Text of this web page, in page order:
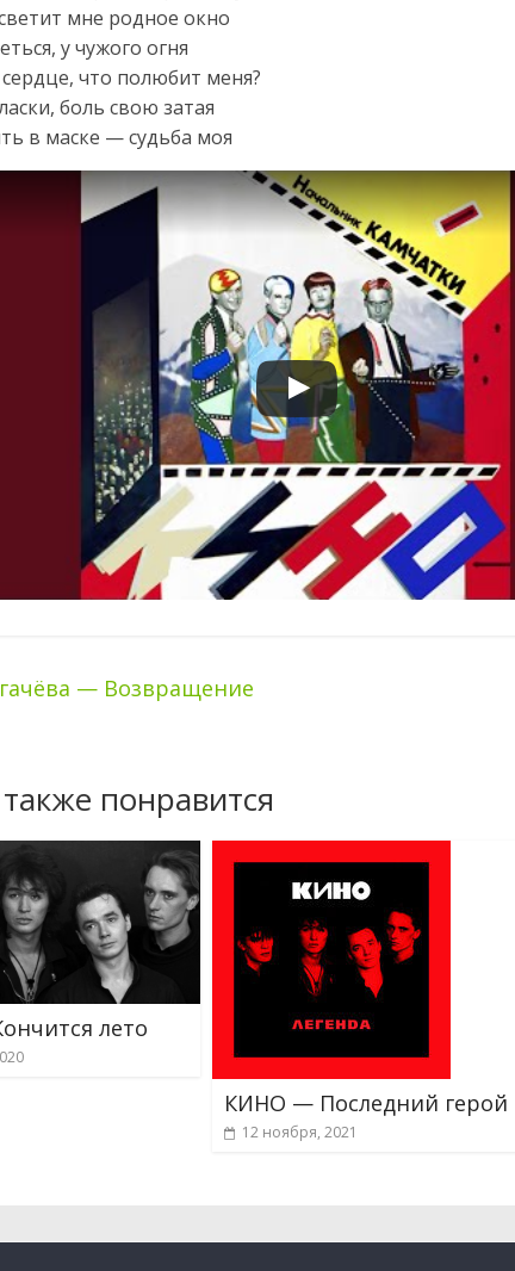
мне родное окно
у чужого огня
что полюбит меня?
боль свою затая
в маске — судьба моя
— Возвращение
понравится
лето
КИНО — Последний герой
12 ноября, 2021